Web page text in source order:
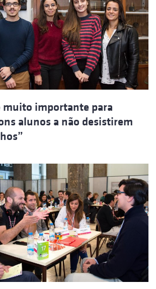
muito importante para
alunos a não desistirem